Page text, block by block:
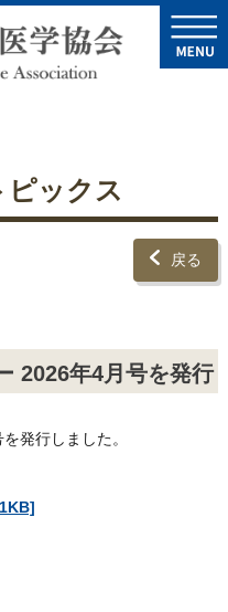
ピックス
戻る
2026年4月号を発行
発行しました。